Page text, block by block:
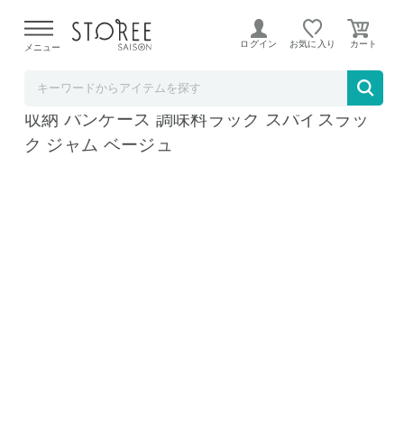
よる配送遅延が発生しております。
メニュー ログイン お気に入り
ブレッドケース 35×23.5×22.5cm 食パン入れ
収納 パンケース 調味料ラック スパイスラッ
ク ジャム ベージュ